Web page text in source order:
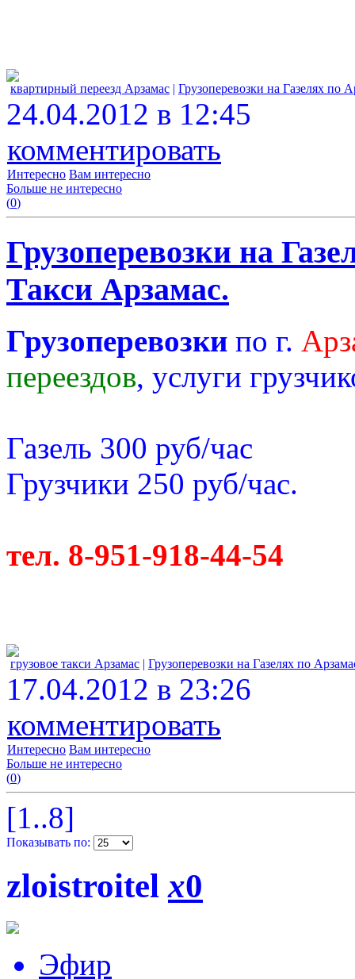
квартирный переезд Арзамас | Грузоперевозки на Газелях по
24.04.2012 в 12:45
комментировать
Интересно Вам интересно
Больше не интересно
(0)
Грузоперевозки на
Такси Арзамас.
Грузоперевозки по г.
переездов, услуги
Газель 300 руб/час
Грузчики 250 руб/час.
тел. 8-951-918-44-54
грузовое такси Арзамас | Грузоперевозки на Газелях по
17.04.2012 в 23:26
комментировать
Интересно Вам интересно
Больше не интересно
(0)
[1..8]
Показывать по:
zloistroitelx0
Эфир